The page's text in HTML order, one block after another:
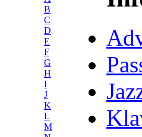
B
C
D
E
F
G
H
I
J
K
L
M